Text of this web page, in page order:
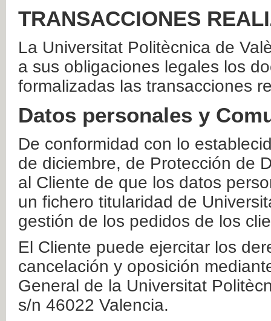
TRANSACCIONES
La Universitat Politècnica de
a sus obligaciones legales los
formalizadas las transacciones
Datos personales y
De conformidad con lo
de diciembre, de Protección de
al Cliente de que los datos
un fichero titularidad de
gestión de los pedidos de los
El Cliente puede ejercitar los
cancelación y oposición
General de la Universitat
s/n 46022 Valencia.